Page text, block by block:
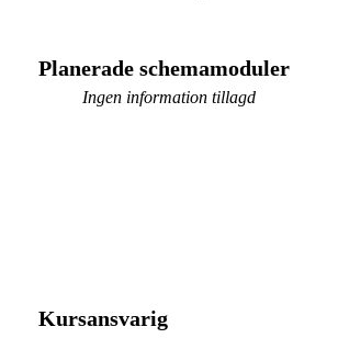
Planerade schemamoduler
Ingen information tillagd
Kursansvarig